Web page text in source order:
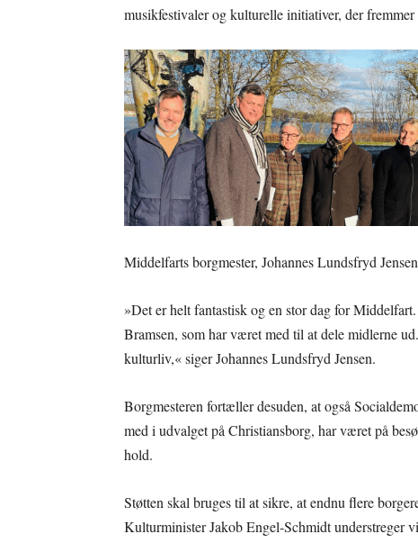
musikfestivaler og kulturelle initiativer, der
Middelfarts borgmester, Johannes Lundsfryd
»Det er helt fantastisk og en stor dag for
Bramsen, som har været med til at dele midlerne
kulturliv,« siger Johannes Lundsfryd Jensen.
Borgmesteren fortæller desuden, at også
med i udvalget på Christiansborg, har været på
hold.
Støtten skal bruges til at sikre, at endnu flere
Kulturminister Jakob Engel-Schmidt understreger